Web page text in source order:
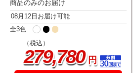
商品のみのお届け
08月12日お届け可能
全3色
（税込）
279,780円